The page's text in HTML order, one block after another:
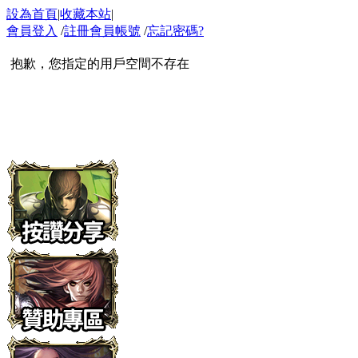
設為首頁|收藏本站|
會員登入 /註冊會員帳號 /忘記密碼?
抱歉，您指定的用戶空間不存在